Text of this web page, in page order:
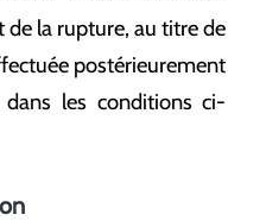
de la rupture, au titre de
postérieurement
les conditions ci-